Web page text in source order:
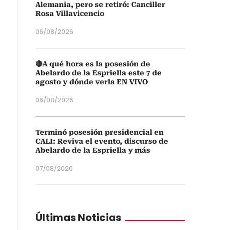
Alemania, pero se retiró: Canciller
Rosa Villavicencio
06/08/2026
🔴A qué hora es la posesión de
Abelardo de la Espriella este 7 de
agosto y dónde verla EN VIVO
06/08/2026
Terminó posesión presidencial en
CALI: Reviva el evento, discurso de
Abelardo de la Espriella y más
07/08/2026
Últimas Noticias